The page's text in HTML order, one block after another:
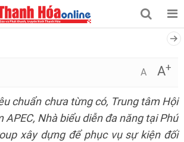
A A+
chuẩn chưa từng có, Trung tâm Hội
APEC, Nhà biểu diễn đa năng tại Phú
xây dựng để phục vụ sự kiện đối